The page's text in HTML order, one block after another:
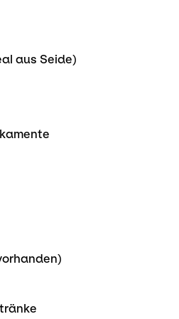
aus Seide)